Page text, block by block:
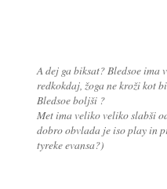
A dej ga biksat? Bledsoe ima
redkokdaj, žoga ne kroži kot
Bledsoe boljši ?
Met ima veliko veliko slabši
dobro obvlada je iso play in
tyreke evansa?)